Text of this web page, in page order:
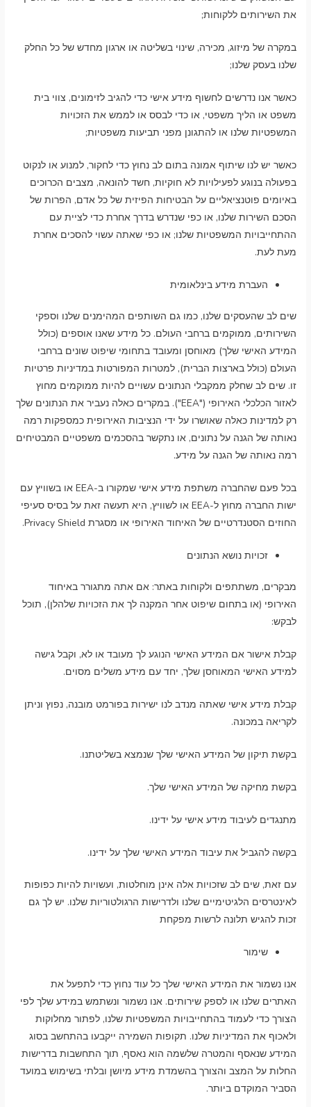
את השירותים ללקוחות;
במקרה של מיזוג, מכירה, שינוי בשליטה או ארגון מחדש של כל החלק
שלנו בעסק שלנו;
כאשר אנו נדרשים לחשוף מידע אישי כדי להגיב לזימונים, צווי בית
משפט או הליך משפטי, או כדי לבסס או לממש את הזכויות
המשפטיות שלנו או להתגונן מפני תביעות משפטיות;
כאשר יש לנו שיתוף אמונה בתום לב נחוץ כדי לחקור, למנוע או לנקוט
בפעולה בנוגע לפעילויות לא חוקיות, חשד להונאה, מצבים הכרוכים
באיומים פוטנציאליים על הבטיחות הפיזית של כל אדם, הפרות של
הסכם השירות שלנו, או כפי שנדרש בדרך אחרת כדי לציית עם
ההתחייבויות המשפטיות שלנו; או כפי שאתה עשוי להסכים אחרת
מעת לעת.
העברת מידע בינלאומית
שים לב שהעסקים שלנו, כמו גם השותפים המהימנים שלנו וספקי
השירותים, ממוקמים ברחבי העולם. כל מידע שאנו אוספים (כולל
המידע האישי שלך) מאוחסן ומעובד בתחומי שיפוט שונים ברחבי
העולם (כולל בארצות הברית), למטרות המפורטות במדיניות פרטיות
זו. שים לב שחלק ממקבלי הנתונים עשויים להיות ממוקמים מחוץ
לאזור הכלכלי האירופי ("EEA"). במקרים כאלה נעביר את הנתונים שלך
רק למדינות כאלה שאושרו על ידי הנציבות האירופית כמספקות רמה
נאותה של הגנה על נתונים, או נתקשר בהסכמים משפטיים המבטיחים
רמה נאותה של הגנה על מידע.
בכל פעם שהחברה משתפת מידע אישי שמקורו ב-EEA או בשוויץ עם
ישות החברה מחוץ ל-EEA או לשוויץ, היא תעשה זאת על בסיס סעיפי
החוזים הסטנדרטיים של האיחוד האירופי או מסגרת Privacy Shield.
זכויות נושא הנתונים
מבקרים, משתתפים ולקוחות באתר: אם אתה מתגורר באיחוד
האירופי (או בתחום שיפוט אחר המקנה לך את הזכויות שלהלן), תוכל
לבקש:
קבלת אישור אם המידע האישי הנוגע לך מעובד או לא, וקבל גישה
למידע האישי המאוחסן שלך, יחד עם מידע משלים מסוים.
קבלת מידע אישי שאתה מנדב לנו ישירות בפורמט מובנה, נפוץ וניתן
לקריאה במכונה.
בקשת תיקון של המידע האישי שלך שנמצא בשליטתנו.
בקשת מחיקה של המידע האישי שלך.
מתנגדים לעיבוד מידע אישי על ידינו.
בקשה להגביל את עיבוד המידע האישי שלך על ידינו.
עם זאת, שים לב שזכויות אלה אינן מוחלטות, ועשויות להיות כפופות
לאינטרסים הלגיטימיים שלנו ולדרישות הרגולטוריות שלנו. יש לך גם
זכות להגיש תלונה לרשות מפקחת
שימור
אנו נשמור את המידע האישי שלך כל עוד נחוץ כדי לתפעל את
האתרים שלנו או לספק שירותים. אנו נשמור ונשתמש במידע שלך לפי
הצורך כדי לעמוד בהתחייבויות המשפטיות שלנו, לפתור מחלוקות
ולאכוף את המדיניות שלנו. תקופות השמירה ייקבעו בהתחשב בסוג
המידע שנאסף והמטרה שלשמה הוא נאסף, תוך התחשבות בדרישות
החלות על המצב והצורך בהשמדת מידע מיושן ובלתי בשימוש במועד
הסביר המוקדם ביותר.